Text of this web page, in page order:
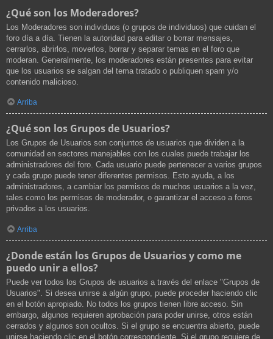
¿Qué son los Moderadores?
Los Moderadores son individuos (o grupos de individuos) que cuidan el
foro día a día. Tienen la autoridad para editar o borrar mensajes,
cerrarlos, abrirlos, moverlos, borrar y separar temas en el foro que
moderan. Generalmente, los moderadores están presentes para evitar
que los usuarios se salgan del tema tratado o publiquen spam y/o
contenido malicioso.
Arriba
¿Qué son los Grupos de Usuarios?
Los Grupos de Usuarios son conjuntos de usuarios que dividen a la
comunidad en sectores manejables con los cuales puede trabajar los
administradores del foro. Cada usuario puede pertenecer a varios grupos
y cada grupo puede tener diferentes permisos. Esto ayuda, a los
administradores, a cambiar los permisos de muchos usuarios a la vez,
tales como los permisos de moderador, o garantizar el acceso a foros
privados a los usuarios.
Arriba
¿Donde están los Grupos de Usuarios y como me
puedo unir a ellos?
Puede ver todos los Grupos de usuarios a través del enlace "Grupos de
Usuarios". Si desea unirse a algún grupo, puede proceder haciendo clic
en el botón apropiado. No todos los grupos tienen libre acceso. Sin
embargo, algunos requieren aprobación para poder unirse, otros están
cerrados y algunos son ocultos. Si el grupo se encuentra abierto, puede
unirse haciendo clic en el botón correspondiente. Si el grupo requiere de